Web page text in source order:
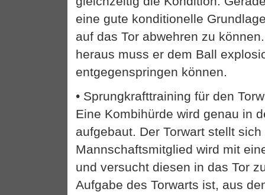
eine gute konditionelle
auf das Tor abwehren zu
heraus muss er dem Ball
entgegenspringen können.
• Sprungkrafttraining für den
Eine Kombihürde wird genau in
aufgebaut. Der Torwart stellt
Mannschaftsmitglied wird mit
und versucht diesen in das Tor
Aufgabe des Torwarts ist, aus